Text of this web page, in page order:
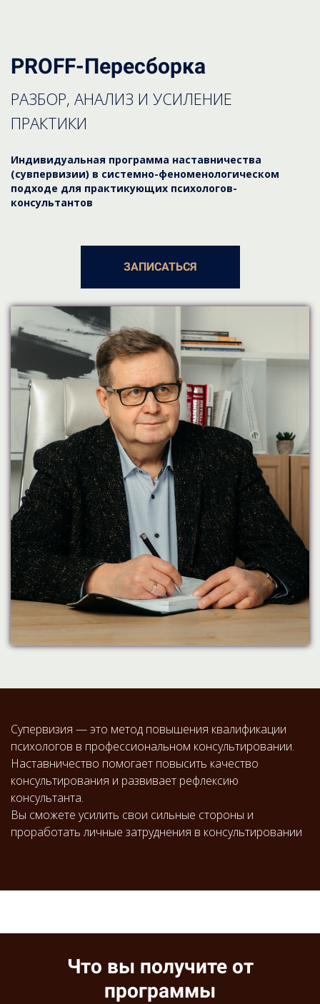
PROFF-Пересборка
РАЗБОР, АНАЛИЗ И УСИЛЕНИЕ
ПРАКТИКИ
Индивидуальная программа наставничества
(сувпервизии) в системно-феноменологическом
подходе для практикующих психологов-
консультантов
ЗАПИСАТЬСЯ
Супервизия — это метод повышения квалификации
психологов в профессиональном консультировании.
Наставничество помогает повысить качество
консультирования и развивает рефлексию
консультанта.
Вы сможете усилить свои сильные стороны и
проработать личные затруднения в консультировании
Что вы получите от
программы